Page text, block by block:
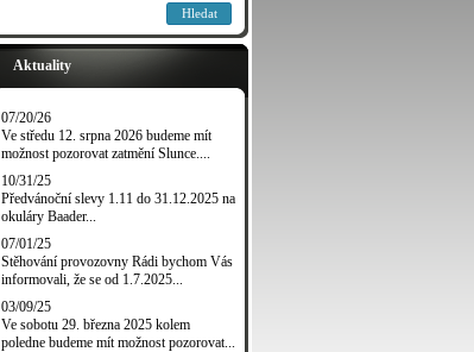
Hledat
Aktuality
07/20/26
Ve středu 12. srpna 2026 budeme mít
možnost pozorovat zatmění Slunce....
10/31/25
Předvánoční slevy 1.11 do 31.12.2025 na
okuláry Baader...
07/01/25
Stěhování provozovny Rádi bychom Vás
informovali, že se od 1.7.2025...
03/09/25
Ve sobotu 29. března 2025 kolem
poledne budeme mít možnost pozorovat...